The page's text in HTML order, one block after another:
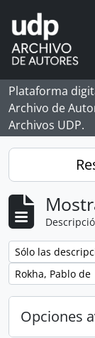
Skip to main
Plataforma
Archivo de
Archivos UDP.
Remove filter:
Sólo las
Remove filter:
Rokha, Pablo de
Opciones